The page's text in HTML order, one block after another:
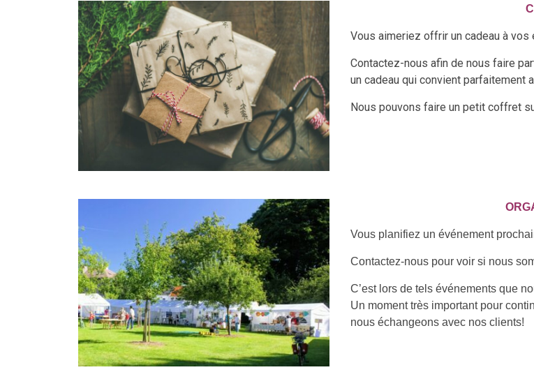
Vous aimeriez offrir un cadeau à
Contactez-nous afin de nous faire
un cadeau qui convient parfaitement
Nous pouvons faire un petit coffret
Vous planifiez un événement
Contactez-nous pour voir si nous
C’est lors de tels événements que
Un moment très important pour
nous échangeons avec nos clients!